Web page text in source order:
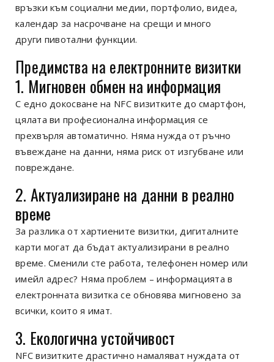
връзки към социални медии, портфолио, видеа,
календар за насрочване на срещи и много
други пивотални функции.
Предимства на електронните визитки
1. Мигновен обмен на информация
С едно докосване на NFC визитките до смартфон,
цялата ви професионална информация се
прехвърля автоматично. Няма нужда от ръчно
въвеждане на данни, няма риск от изгубване или
повреждане.
2. Актуализиране на данни в реално
време
За разлика от хартиените визитки, дигиталните
карти могат да бъдат актуализирани в реално
време. Сменили сте работа, телефонен номер или
имейл адрес? Няма проблем – информацията в
електронната визитка се обновява мигновено за
всички, които я имат.
3. Екологична устойчивост
NFC визитките драстично намаляват нуждата от